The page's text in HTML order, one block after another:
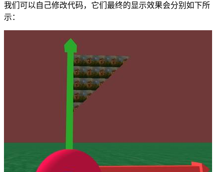
我们可以自己修改代码，它们最终的显示效果会分别如下所
示：